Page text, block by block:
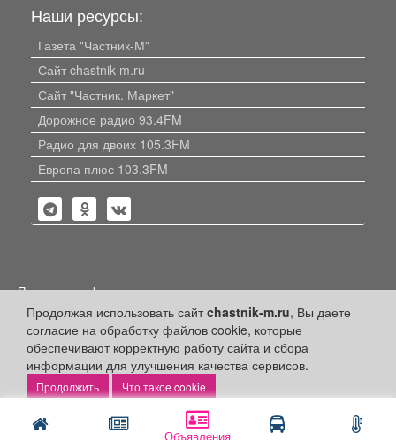
Объявления
Продолжая использовать сайтchastnik-m.ru, Вы даете
согласие на обработку файлов cookie, которые
обеспечивают корректную работу сайта и сбора
информации для улучшения качества сервисов.
Что такое cookie
Наши ресурсы:
Газета "Частник-М"
Сайт chastnik-m.ru
Сайт "Частник. Маркет"
Дорожное радио 93.4FM
Радио для двоих 105.3FM
Европа плюс 103.3FM
Политика конфиденциальности
Публикации с пометкой «Реклама», «На правах рекламы»,
«Партнёрский проект» оплачены рекламодателем.
Редакция сайта не несет ответственности за достоверность
информации, содержащейся в рекламных материалах и
объявлениях.
ООО "Частник-М"